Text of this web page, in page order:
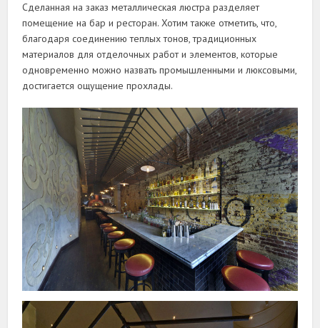
Сделанная на заказ металлическая люстра разделяет
помещение на бар и ресторан. Хотим также отметить, что,
благодаря соединению теплых тонов, традиционных
материалов для отделочных работ и элементов, которые
одновременно можно назвать промышленными и люксовыми,
достигается ощущение прохлады.